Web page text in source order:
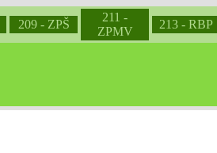
209 - ZPŠ
211 -
ZPMV
213 - RBP